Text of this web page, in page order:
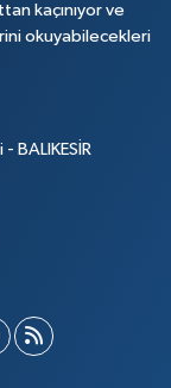
kaçınıyor ve
okuyabilecekleri
BALIKESİR